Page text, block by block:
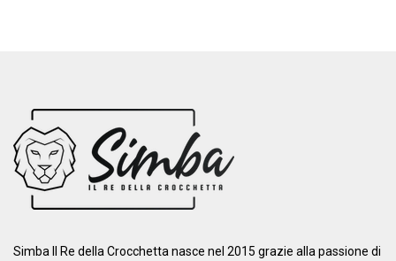
Simba Il Re della Crocchetta nasce nel 2015 grazie alla passione di